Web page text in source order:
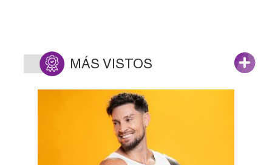
MÁS VISTOS